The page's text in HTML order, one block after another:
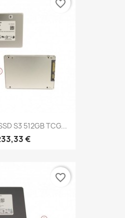
S3 512GB TCG...
€
favorite_border
favorite_border